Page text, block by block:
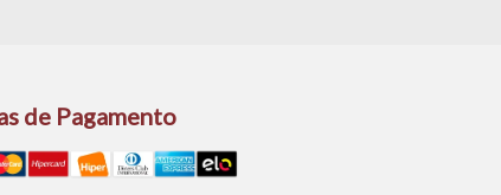
de Pagamento